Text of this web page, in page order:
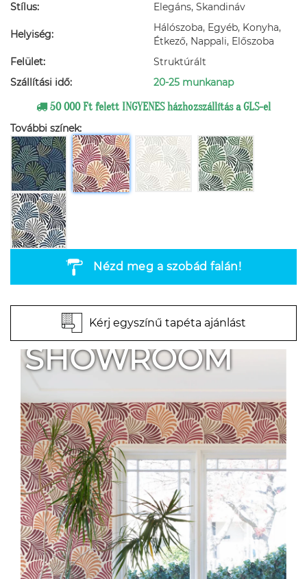
Stílus:
Elegáns, Skandináv
Helyiség:
Hálószoba, Egyéb, Konyha,
Étkező, Nappali, Előszoba
Felület:
Struktúrált
Szállítási idő:
20-25 munkanap
50 000 Ft felett INGYENES házhozszállítás a GLS-el
További színek:
Nézd meg a szobád falán!
Kérj egyszínű tapéta ajánlást
SHOWROOM